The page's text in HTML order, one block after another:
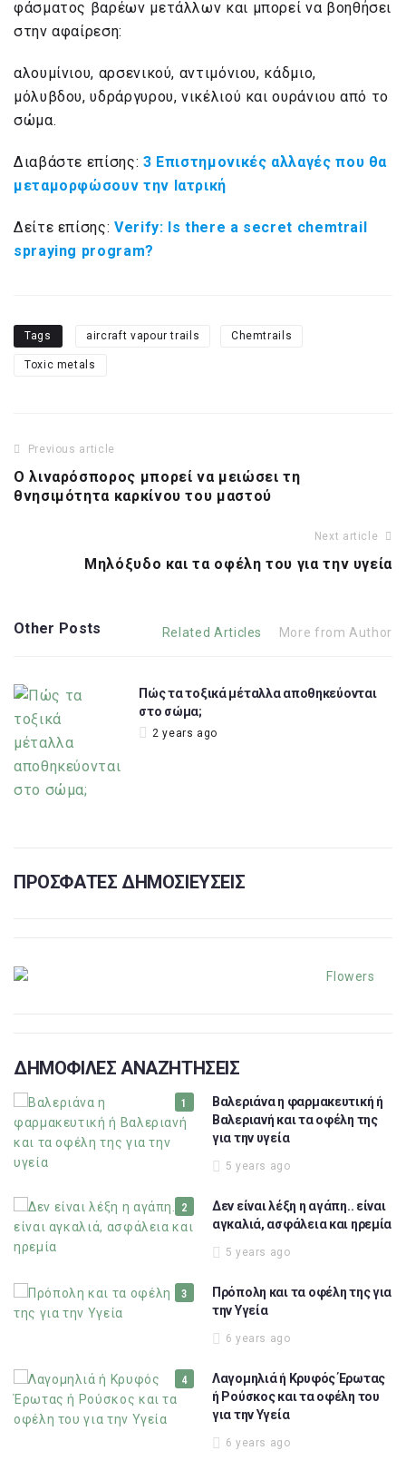
φάσματος βαρέων μετάλλων και μπορεί να βοηθήσει
στην αφαίρεση:
αλουμίνιου, αρσενικού, αντιμόνιου, κάδμιο,
μόλυβδου, υδράργυρου, νικέλιού και ουράνιου από το
σώμα.
Διαβάστε επίσης: 3 Επιστημονικές αλλαγές που θα
μεταμορφώσουν την Ιατρική
Δείτε επίσης: Verify: Is there a secret chemtrail
spraying program?
Tags aircraft vapour trails Chemtrails
Toxic metals
Previous article
Ο λιναρόσπορος μπορεί να μειώσει τη
θνησιμότητα καρκίνου του μαστού
Next article
Μηλόξυδο και τα οφέλη του για την υγεία
Other Posts Related Articles More from Author
Πώς τα τοξικά μέταλλα αποθηκεύονται
στο σώμα;
2 years ago
ΠΡΟΣΦΑΤΕΣ ΔΗΜΟΣΙΕΥΣΕΙΣ
ΔΗΜΟΦΙΛΕΣ ΑΝΑΖΗΤΗΣΕΙΣ
Βαλεριάνα η φαρμακευτική ή
Βαλεριανή και τα οφέλη της
για την υγεία
5 years ago
Δεν είναι λέξη η αγάπη.. είναι
αγκαλιά, ασφάλεια και ηρεμία
5 years ago
Πρόπολη και τα οφέλη της για
την Υγεία
6 years ago
Λαγομηλιά ή Κρυφός Έρωτας
ή Ρούσκος και τα οφέλη του
για την Υγεία
6 years ago